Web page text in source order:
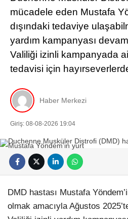
mücadele eden Mustafa
dışındaki tedaviye
yardım kampanyası
Valiliği izinli kampanyada
tedavisi için
Haber Merkezi
Giriş: 08-08-2026 19:04
DMD hastası Mustafa
olmak amacıyla Ağustos